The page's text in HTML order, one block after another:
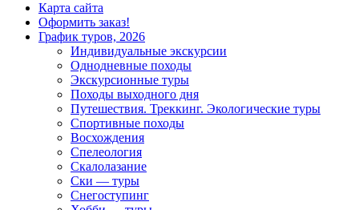
Карта сайта
Оформить заказ!
График туров, 2026
Индивидуальные экскурсии
Однодневные походы
Экскурсионные туры
Походы выходного дня
Путешествия. Треккинг. Экологические туры
Спортивные походы
Восхождения
Спелеология
Скалолазание
Ски — туры
Снегоступинг